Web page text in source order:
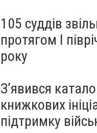
105 суддів
протягом I
року
З’явився
книжкових
підтримку